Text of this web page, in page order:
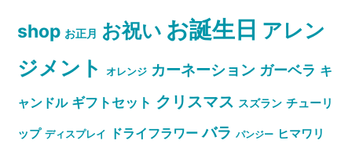
shop お正月 お祝い お誕生日 アレン
ジメント
オレンジ カーネーション ガーベラ キ
ャンドル ギフトセット クリスマス スズラン チューリ
ップ ディスプレイ ドライフラワー バラ パンジー ヒマワリ